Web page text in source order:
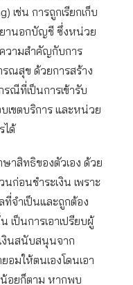
เช่น การถูกเรียกเก็บ
ยานอกบัญชี ซึ่งหน่วย
วามสำคัญกับการ
ณสุข ด้วยการสร้าง
รณีที่เป็นการเข้ารับ
เขตบริการ และหน่วย
ได้
าสิทธิของตัวเอง ด้วย
ก่อนชำระเงิน เพราะ
จำเป็นและถูกต้อง
เป็นการเอาเปรียบผู้
งินสนับสนุนจาก
อมให้ตนเองโดนเอา
น้อยก็ตาม หากพบ